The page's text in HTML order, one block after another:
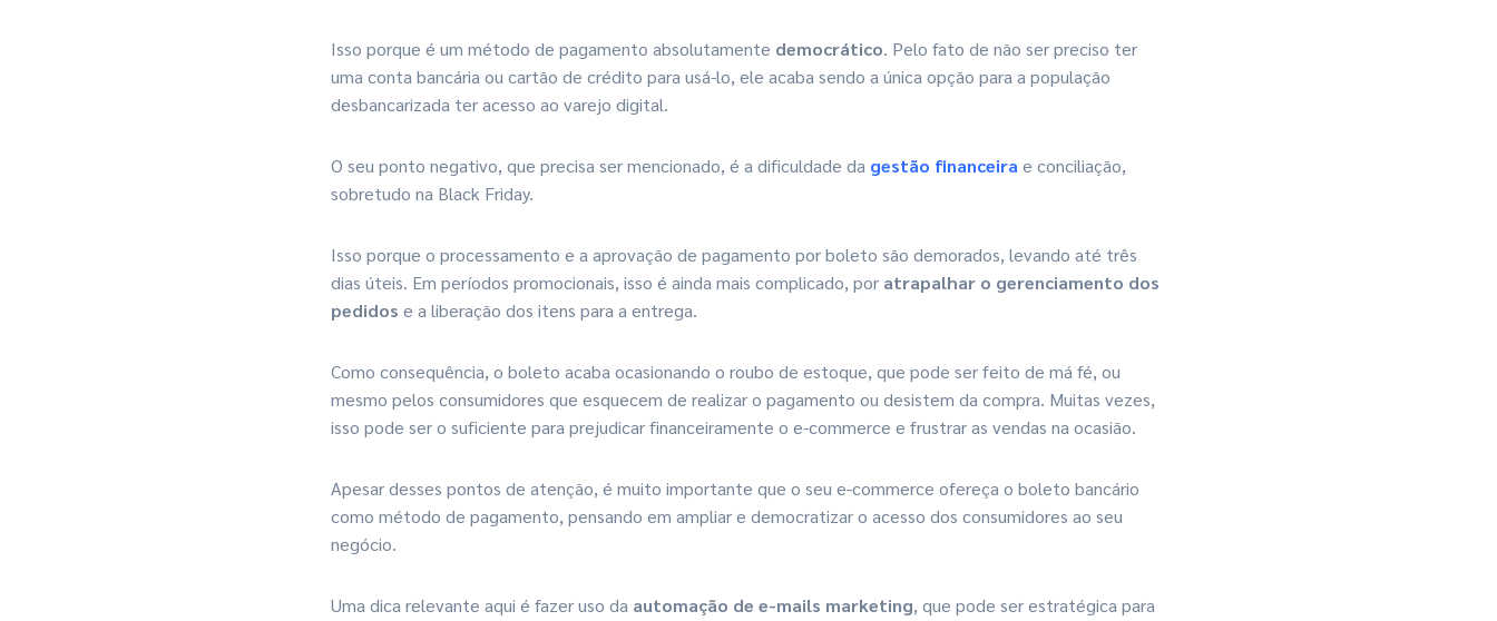
Isso porque é um método de pagamento absolutamente democrático. Pelo fato de não ser preciso ter
uma conta bancária ou cartão de crédito para usá-lo, ele acaba sendo a única opção para a população
desbancarizada ter acesso ao varejo digital.
O seu ponto negativo, que precisa ser mencionado, é a dificuldade da gestão financeira e conciliação,
sobretudo na Black Friday.
Isso porque o processamento e a aprovação de pagamento por boleto são demorados, levando até três
dias úteis. Em períodos promocionais, isso é ainda mais complicado, por atrapalhar o gerenciamento dos
pedidos e a liberação dos itens para a entrega.
Como consequência, o boleto acaba ocasionando o roubo de estoque, que pode ser feito de má fé, ou
mesmo pelos consumidores que esquecem de realizar o pagamento ou desistem da compra. Muitas vezes,
isso pode ser o suficiente para prejudicar financeiramente o e-commerce e frustrar as vendas na ocasião.
Apesar desses pontos de atenção, é muito importante que o seu e-commerce ofereça o boleto bancário
como método de pagamento, pensando em ampliar e democratizar o acesso dos consumidores ao seu
negócio.
Uma dica relevante aqui é fazer uso da automação de e-mails marketing, que pode ser estratégica para